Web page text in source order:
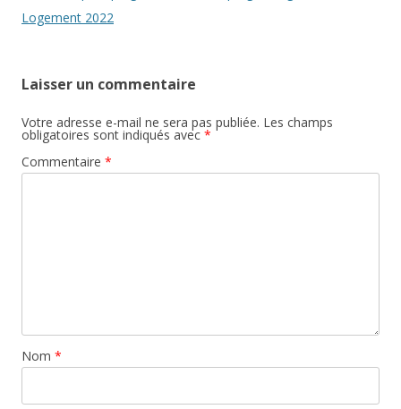
articles
Logement 2022
Laisser un commentaire
Votre adresse e-mail ne sera pas publiée. Les champs
obligatoires sont indiqués avec *
Commentaire *
Nom *